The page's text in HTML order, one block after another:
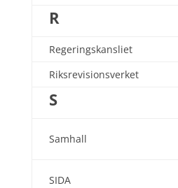
R
Regeringskansliet
Riksrevisionsverket
S
Samhall
SIDA